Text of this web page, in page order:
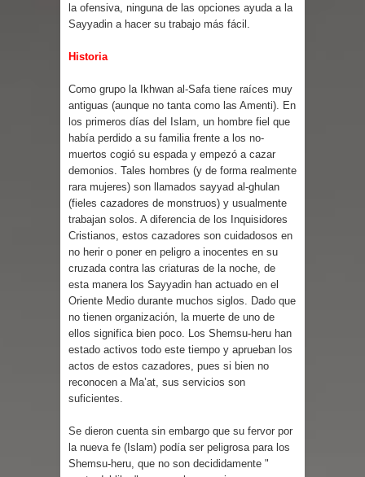
la ofensiva, ninguna de las opciones ayuda a la
Sayyadin a hacer su trabajo más fácil.
Historia
Como grupo la Ikhwan al-Safa tiene raíces muy
antiguas (aunque no tanta como las Amenti). En
los primeros días del Islam, un hombre fiel que
había perdido a su familia frente a los no-
muertos cogió su espada y empezó a cazar
demonios. Tales hombres (y de forma realmente
rara mujeres) son llamados sayyad al-ghulan
(fieles cazadores de monstruos) y usualmente
trabajan solos. A diferencia de los Inquisidores
Cristianos, estos cazadores son cuidadosos en
no herir o poner en peligro a inocentes en su
cruzada contra las criaturas de la noche, de
esta manera los Sayyadin han actuado en el
Oriente Medio durante muchos siglos. Dado que
no tienen organización, la muerte de uno de
ellos significa bien poco. Los Shemsu-heru han
estado activos todo este tiempo y aprueban los
actos de estos cazadores, pues si bien no
reconocen a Ma’at, sus servicios son
suficientes.
Se dieron cuenta sin embargo que su fervor por
la nueva fe (Islam) podía ser peligrosa para los
Shemsu-heru, que no son decididamente "